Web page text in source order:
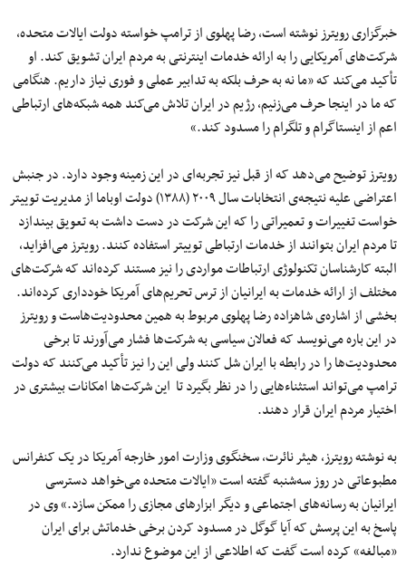
خبرگزاری رویترز نوشته است، رضا پهلوی از ترامپ خواسته دولت ایالات متحده،
شرکت‌های آمریکایی را به ارائه خدمات اینترنتی به مردم ایران تشویق کند.‎ او
تأکید می‌کند که «ما نه به حرف بلکه به تدابیر عملی و فوری نیاز داریم. هنگامی
که ما در اینجا حرف می‌زنیم، رژیم در ایران تلاش می‌کند همه شبکه‌های ارتباطی
اعم از اینستاگرام و تلگرام را مسدود کند.»
رویترز توضیح می‌دهد که از قبل نیز تجربه‌ای در این زمینه وجود دارد. در جنبش
اعتراضی علیه نتیجه‌ی انتخابات سال ۲۰۰۹ (۱۳۸۸) دولت اوباما از مدیریت توییتر
خواست تغییرات و تعمیراتی را که این شرکت در دست داشت به تعویق بیندازد
تا مردم ایران بتوانند از خدمات ارتباطی توییتر استفاده کنند. رویترز می‌افزاید،
البته کارشناسان تکنولوژی ارتباطات مواردی را نیز مستند کرده‌اند که شرکت‌های
مختلف از ارائه خدمات به ایرانیان از ترس تحریم‌های آمریکا خودداری کرده‌اند.
بخشی از اشاره‌ی شاهزاده رضا پهلوی مربوط به همین محدودیت‌هاست و رویترز
در این باره می‌نویسد که فعالان سیاسی به شرکت‌ها فشار می‌آورند تا برخی
محدودیت‌ها را در رابطه با ایران شل کنند ولی این را نیز تأکید می‌کنند که دولت
ترامپ می‌تواند استثناءهایی را در نظر بگیرد تا این شرکت‌ها امکانات بیشتری در
اختیار مردم ایران قرار دهند.
به نوشته رویترز، هیثر نائرت، سخنگوی وزارت امور خارجه آمریکا در یک کنفرانس
مطبوعاتی در روز سه‌شنبه گفته است «ایالات متحده می‌خواهد دسترسی
ایرانیان به رسانه‌های اجتماعی و دیگر ابزارهای مجازی را ممکن سازد.» وی در
پاسخ به این پرسش که آیا گوگل در مسدود کردن برخی خدماتش برای ایران
«مبالغه» کرده است گفت که اطلاعی از این موضوع ندارد.